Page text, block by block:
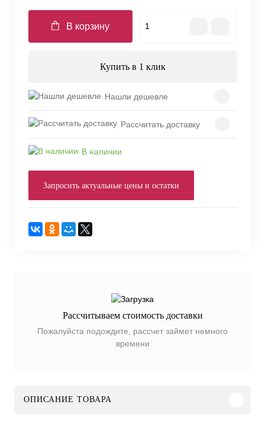
В корзину
Купить в 1 клик
Нашли дешевле
Рассчитать доставку
В наличии
Запросить актуальные цены и остатки
Рассчитываем стоимость доставки
Пожалуйста подождите, рассчет займет немного
времени
ОПИСАНИЕ ТОВАРА